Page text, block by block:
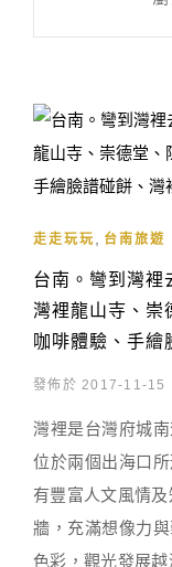
走走玩玩 台南旅遊
台南。彎到灣裡
灣裡龍山寺、崇
咖啡體驗、手繪
發佈於 2017-11-15
灣裡是台灣府城
位於兩個出海口
有豐富人文風情
牆，充滿想像力
色彩，觀光發展